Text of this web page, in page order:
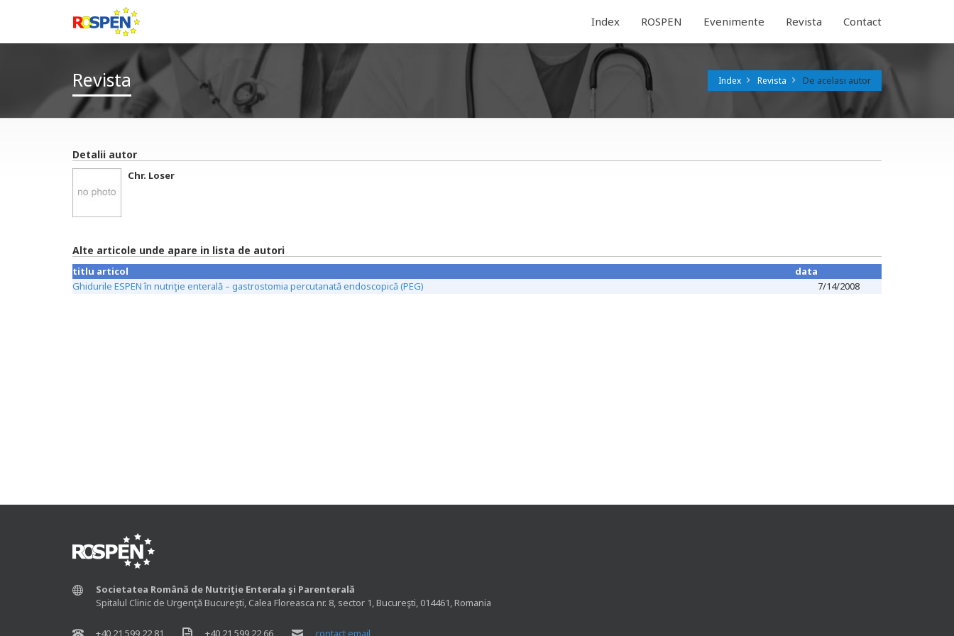
Index ROSPEN Evenimente Revista Contact
Revista Index Revista De acelasi autor
Detalii autor
Chr. Loser
Alte articole unde apare in lista de autori
titlu articol
data
Ghidurile ESPEN în nutriţie enterală – gastrostomia percutanată endoscopică (PEG)
7/14/2008
Societatea Română de Nutriţie Enterala şi Parenterală
Spitalul Clinic de Urgenţă Bucureşti, Calea Floreasca nr. 8, sector 1, Bucureşti, 014461, Romania
+40 21 599 22 81 +40 21 599 22 66 contact email